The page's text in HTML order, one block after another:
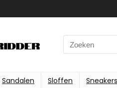
Search
for:
Sandalen Sloffen Sneakers